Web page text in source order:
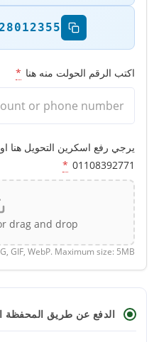
اكتب الرقم الحولت منه هنا *
يرجي رفع اسكرين التحويل هنا
01108392771
*
drag and drop
GIF, WebP. Maximum size: 5MB.
الدفع عن طريق المحفظة